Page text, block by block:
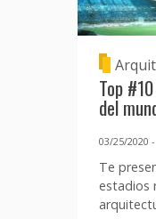
Top
del
03/25/2020 -
Te
estadios